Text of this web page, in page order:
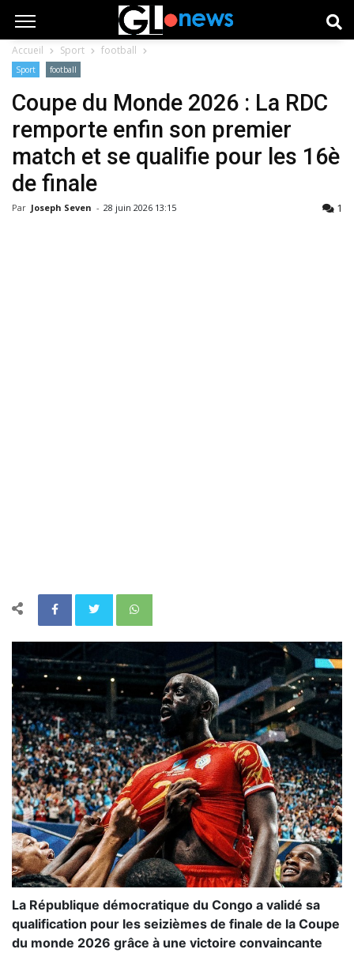
Accueil Sport football
Sport football
Coupe du Monde 2026 : La RDC
remporte enfin son premier
match et se qualifie pour les 16è
de finale
Par Joseph Seven - 28 juin 2026 13:15 1
La République démocratique du Congo a validé sa
qualification pour les seizièmes de finale de la Coupe
du monde 2026 grâce à une victoire convaincante